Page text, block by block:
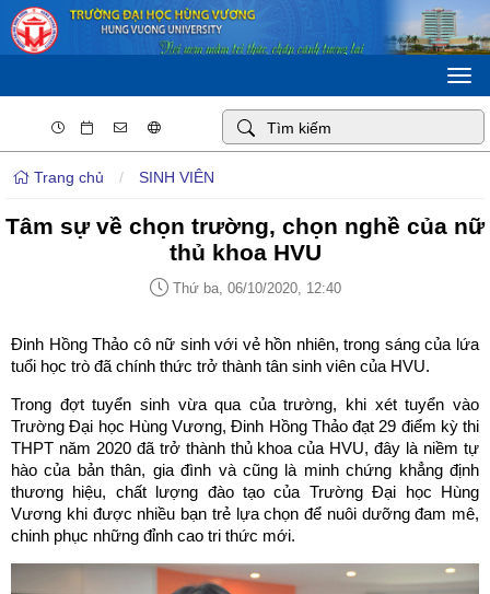
Trang chủ / SINH VIÊN
Tâm sự về chọn trường, chọn nghề của nữ
thủ khoa HVU
Thứ ba, 06/10/2020, 12:40
Đinh Hồng Thảo cô nữ sinh với vẻ hồn nhiên, trong sáng của lứa
tuổi học trò đã chính thức trở thành tân sinh viên của HVU.
Trong đợt tuyển sinh vừa qua của trường, khi xét tuyển vào
Trường Đại học Hùng Vương, Đinh Hồng Thảo đạt 29 điểm kỳ thi
THPT năm 2020 đã trở thành thủ khoa của HVU, đây là niềm tự
hào của bản thân, gia đình và cũng là minh chứng khẳng định
thương hiệu, chất lượng đào tạo của Trường Đại học Hùng
Vương khi được nhiều bạn trẻ lựa chọn để nuôi dưỡng đam mê,
chinh phục những đỉnh cao tri thức mới.